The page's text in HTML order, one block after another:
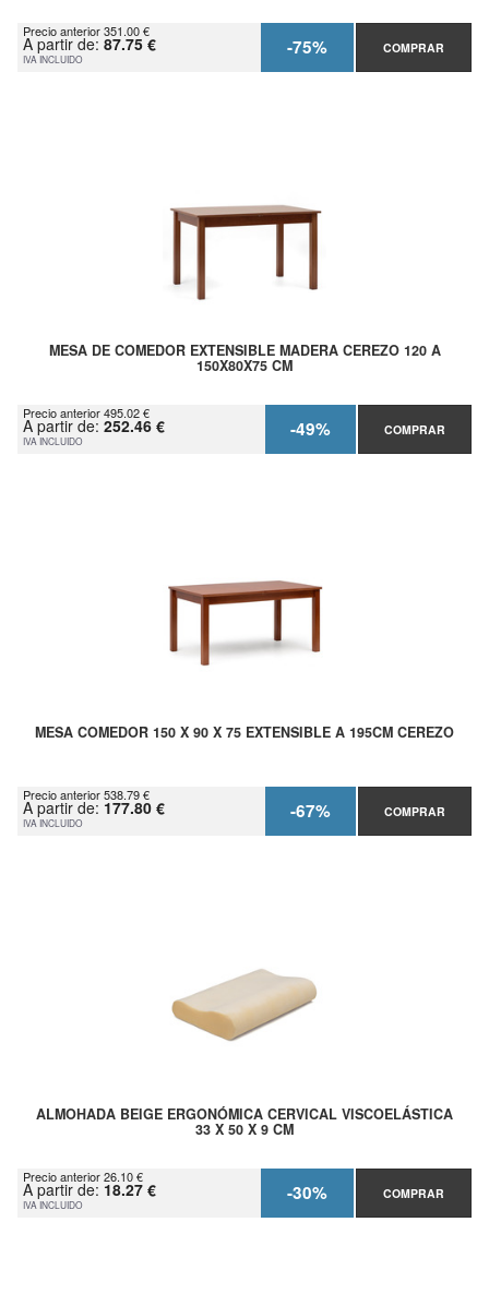
Precio anterior 351.00 €
A partir de: 87.75 €
IVA INCLUIDO -75% COMPRAR
MESA DE COMEDOR EXTENSIBLE MADERA CEREZO 120 A
150X80X75 CM
Precio anterior 495.02 €
A partir de: 252.46 €
IVA INCLUIDO -49% COMPRAR
MESA COMEDOR 150 X 90 X 75 EXTENSIBLE A 195CM CEREZO
Precio anterior 538.79 €
A partir de: 177.80 €
IVA INCLUIDO -67% COMPRAR
ALMOHADA BEIGE ERGONÓMICA CERVICAL VISCOELÁSTICA
33 X 50 X 9 CM
Precio anterior 26.10 €
A partir de: 18.27 €
IVA INCLUIDO -30% COMPRAR